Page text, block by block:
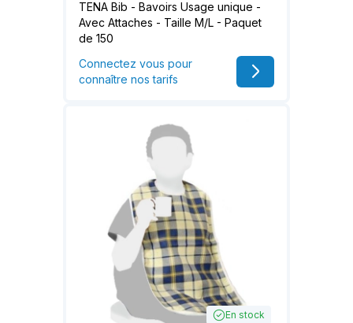
TENA Bib - Bavoirs Usage unique -
Avec Attaches - Taille M/L - Paquet
de 150
Connectez vous pour
connaître nos tarifs
En stock